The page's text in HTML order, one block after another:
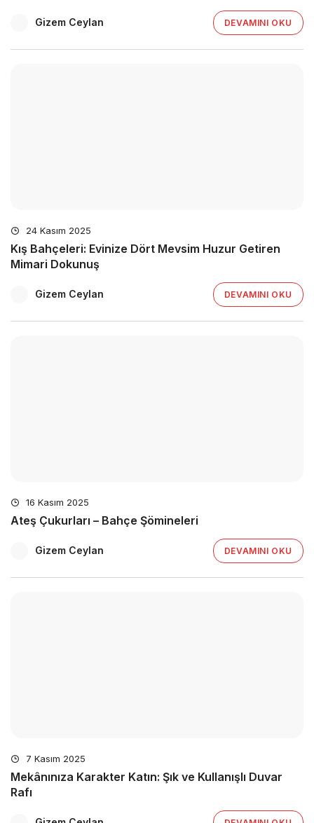
Gizem Ceylan DEVAMINI OKU
24 Kasım 2025
Kış Bahçeleri: Evinize Dört Mevsim Huzur Getiren
Mimari Dokunuş
Gizem Ceylan DEVAMINI OKU
16 Kasım 2025
Ateş Çukurları – Bahçe Şömineleri
Gizem Ceylan DEVAMINI OKU
7 Kasım 2025
Mekânınıza Karakter Katın: Şık ve Kullanışlı Duvar
Rafı